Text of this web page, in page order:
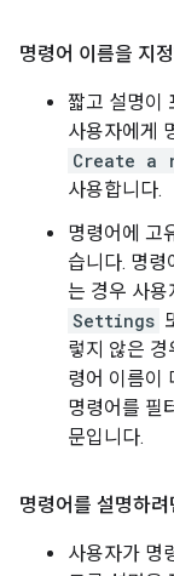
명령어 이름을 지
짧고 설명이
사용자에게
Create a
사용합니다.
명령어에 고
습니다. 명
는 경우 사용
Settings
렇지 않은 경
령어 이름이
명령어를 필
문입니다.
명령어를 설명하
사용자가 명